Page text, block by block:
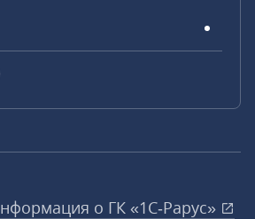
о ГК «1С‑Рарус»